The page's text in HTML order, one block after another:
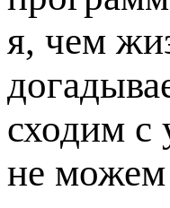
я, чем
сходим
не можем